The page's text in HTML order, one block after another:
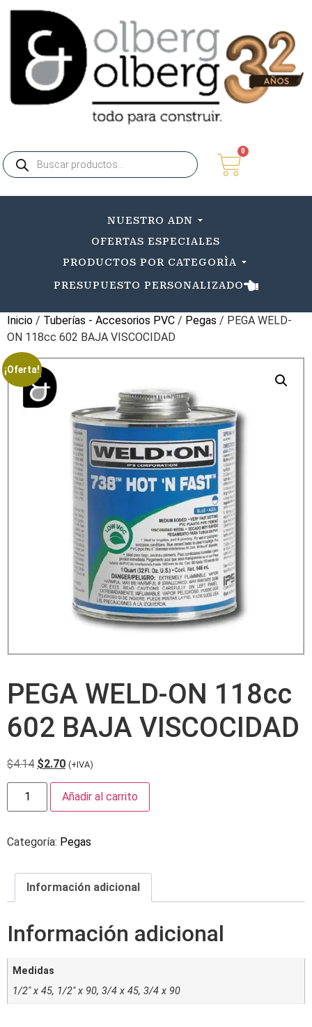
0
NUESTRO ADN
OFERTAS ESPECIALES
PRODUCTOS POR CATEGORÌA
PRESUPUESTO PERSONALIZADO
Inicio / Tuberías - Accesorios PVC / Pegas / PEGA WELD-
ON 118cc 602 BAJA VISCOCIDAD
¡Oferta!
PEGA WELD-ON 118cc
602 BAJA VISCOCIDAD
$4.14 $2.70 (+IVA)
Añadir al carrito
Categoría: Pegas
Información adicional
Información adicional
Medidas
1/2″ x 45, 1/2″ x 90, 3/4 x 45, 3/4 x 90